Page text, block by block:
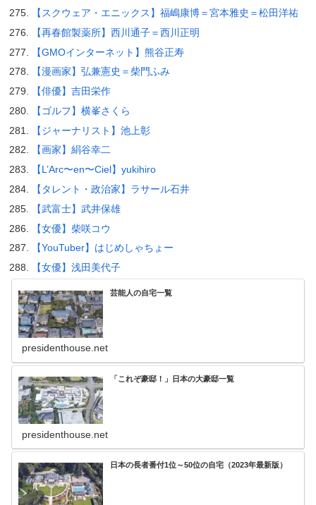
【スクウェア・エニックス】福嶋康博＝宮本雅史＝松田洋祐
【再春館製薬所】西川通子＝西川正明
【GMOインターネット】熊谷正寿
【漫画家】弘兼憲史＝柴門ふみ
【俳優】吉田栄作
【ゴルフ】横峯さくら
【ジャーナリスト】池上彰
【画家】絹谷幸二
【L’Arc〜en〜Ciel】yukihiro
【タレント・政治家】ラサール石井
【武富士】武井保雄
【女優】柴咲コウ
【YouTuber】はじめしゃちょー
【女優】浅田美代子
芸能人の自宅一覧
presidenthouse.net
「これぞ豪邸！」日本の大豪邸一覧
presidenthouse.net
日本の長者番付1位～50位の自宅（2023年最新版）